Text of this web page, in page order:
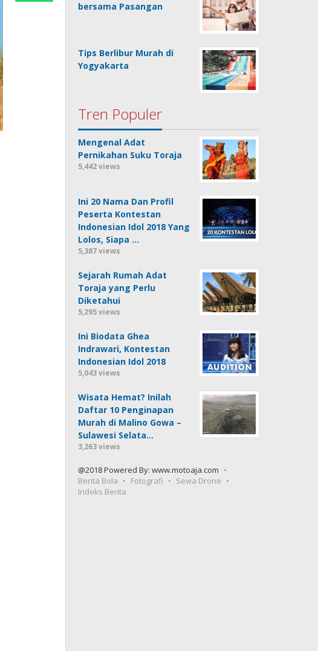
bersama Pasangan
Tips Berlibur Murah di
Yogyakarta
Tren Populer
Mengenal Adat
Pernikahan Suku Toraja
5,442 views
Ini 20 Nama Dan Profil
Peserta Kontestan
Indonesian Idol 2018 Yang
Lolos, Siapa …
5,387 views
Sejarah Rumah Adat
Toraja yang Perlu
Diketahui
5,295 views
Ini Biodata Ghea
Indrawari, Kontestan
Indonesian Idol 2018
5,043 views
Wisata Hemat? Inilah
Daftar 10 Penginapan
Murah di Malino Gowa –
Sulawesi Selata…
3,263 views
@2018 Powered By: www.motoaja.com
Berita Bola
Fotografi
Sewa Drone
Indeks Berita